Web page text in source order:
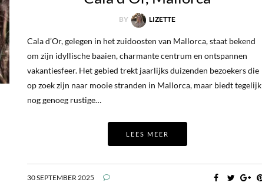
BY LIZETTE
Cala d’Or, gelegen in het zuidoosten van Mallorca, staat bekend
om zijn idyllische baaien, charmante centrum en ontspannen
vakantiesfeer. Het gebied trekt jaarlijks duizenden bezoekers die
op zoek zijn naar mooie stranden in Mallorca, maar biedt tegelijk
nog genoeg rustige…
LEES MEER
30 SEPTEMBER 2025